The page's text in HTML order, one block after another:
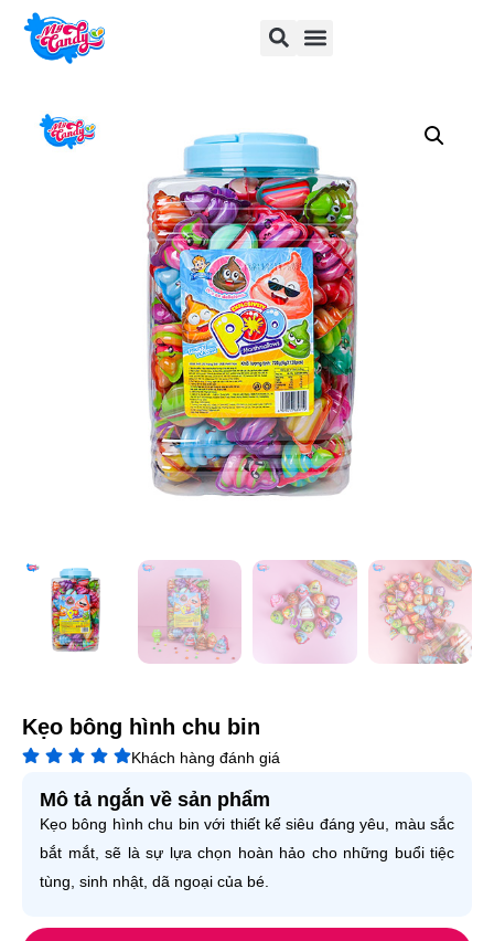
Kẹo bông hình chu bin
Khách hàng đánh giá
Mô tả ngắn về sản phẩm
Kẹo bông hình chu bin với thiết kế siêu đáng yêu, màu sắc
bắt mắt, sẽ là sự lựa chọn hoàn hảo cho những buổi tiệc
tùng, sinh nhật, dã ngoại của bé.